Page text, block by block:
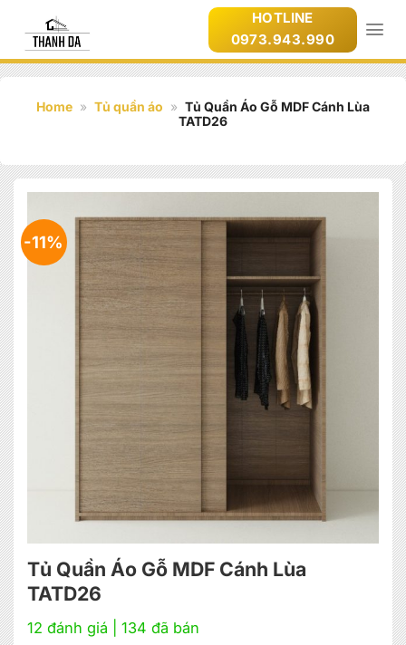
dung
HOTLINE
0973.943.990
Home » Tủ quần áo » Tủ Quần Áo Gỗ MDF Cánh Lùa
TATD26
-11%
Tủ Quần Áo Gỗ MDF Cánh Lùa
TATD26
12 đánh giá | 134 đã bán